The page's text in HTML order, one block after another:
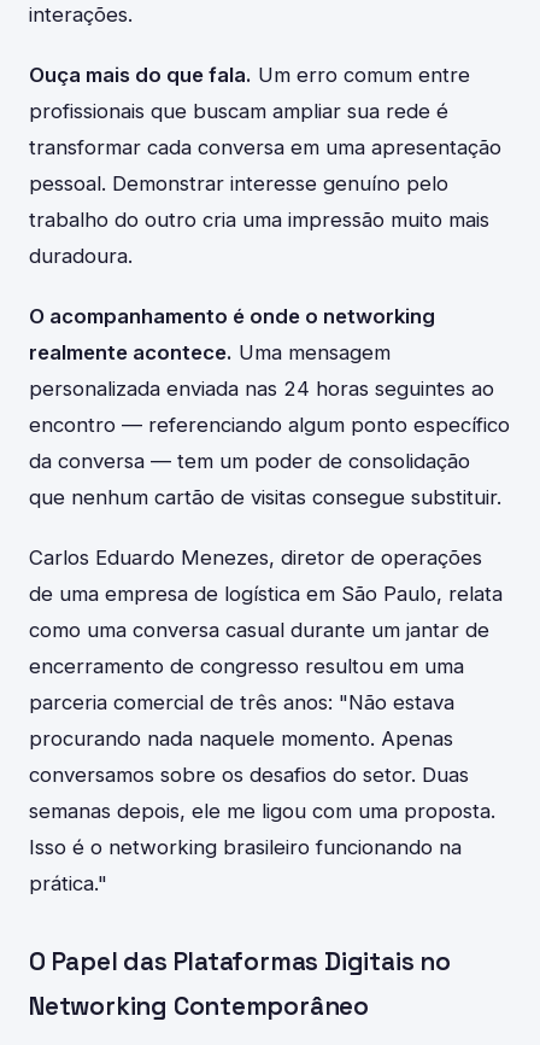
interações.
Ouça mais do que fala. Um erro comum entre
profissionais que buscam ampliar sua rede é
transformar cada conversa em uma apresentação
pessoal. Demonstrar interesse genuíno pelo
trabalho do outro cria uma impressão muito mais
duradoura.
O acompanhamento é onde o networking
realmente acontece. Uma mensagem
personalizada enviada nas 24 horas seguintes ao
encontro — referenciando algum ponto específico
da conversa — tem um poder de consolidação
que nenhum cartão de visitas consegue substituir.
Carlos Eduardo Menezes, diretor de operações
de uma empresa de logística em São Paulo, relata
como uma conversa casual durante um jantar de
encerramento de congresso resultou em uma
parceria comercial de três anos: "Não estava
procurando nada naquele momento. Apenas
conversamos sobre os desafios do setor. Duas
semanas depois, ele me ligou com uma proposta.
Isso é o networking brasileiro funcionando na
prática."
O Papel das Plataformas Digitais no
Networking Contemporâneo